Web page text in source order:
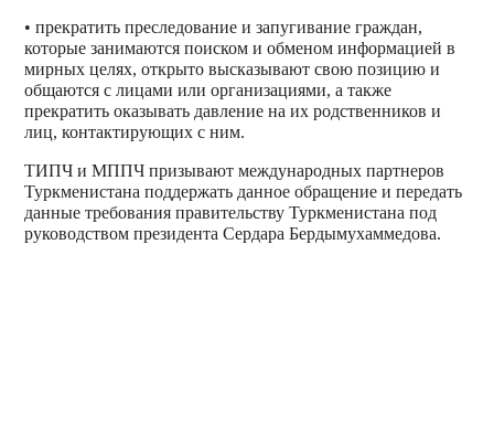
• прекратить преследование и запугивание граждан,
которые занимаются поиском и обменом информацией в
мирных целях, открыто высказывают свою позицию и
общаются с лицами или организациями, а также
прекратить оказывать давление на их родственников и
лиц, контактирующих с ним.
ТИПЧ и МППЧ призывают международных партнеров
Туркменистана поддержать данное обращение и передать
данные требования правительству Туркменистана под
руководством президента Сердара Бердымухаммедова.